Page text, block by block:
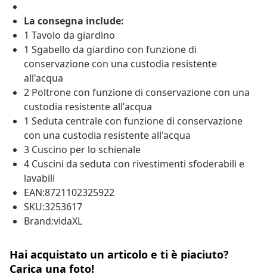
La consegna include:
1 Tavolo da giardino
1 Sgabello da giardino con funzione di
conservazione con una custodia resistente
all'acqua
2 Poltrone con funzione di conservazione con una
custodia resistente all'acqua
1 Seduta centrale con funzione di conservazione
con una custodia resistente all'acqua
3 Cuscino per lo schienale
4 Cuscini da seduta con rivestimenti sfoderabili e
lavabili
EAN:8721102325922
SKU:3253617
Brand:vidaXL
Hai acquistato un articolo e ti è piaciuto?
Carica una foto!